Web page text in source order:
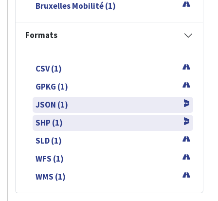
Bruxelles Mobilité (1)
Formats
CSV (1)
GPKG (1)
JSON (1)
SHP (1)
SLD (1)
WFS (1)
WMS (1)